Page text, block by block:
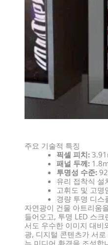
주요 기술적 특징
픽셀 피치:
패널 두께:
투명성 수준:
유리 접착식 설
고휘도 및 고명
경량 투명 디스
자연광이 건물 아트리움
들어오고, 투명 LED 스
서도 우수한 이미지 대비
광, 디지털 콘텐츠가 서
는 미디어 환경을 조성합